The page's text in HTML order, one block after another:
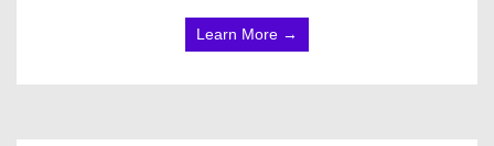
Learn More →